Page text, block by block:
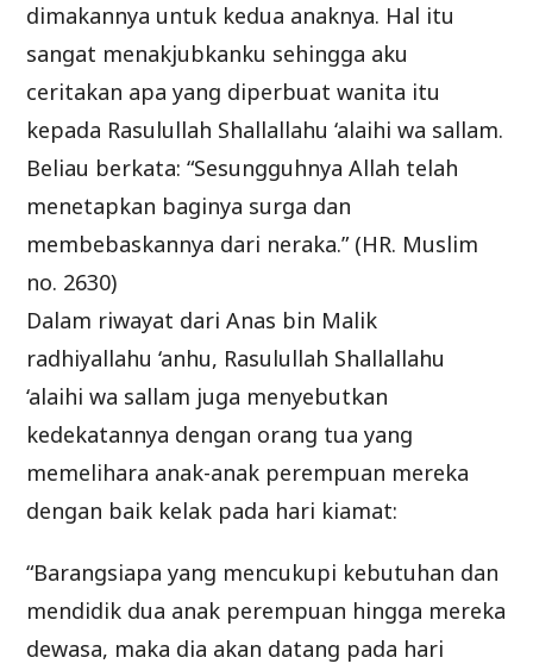
dimakannya untuk kedua anaknya. Hal itu
sangat menakjubkanku sehingga aku
ceritakan apa yang diperbuat wanita itu
kepada Rasulullah Shallallahu ‘alaihi wa sallam.
Beliau berkata: “Sesungguhnya Allah telah
menetapkan baginya surga dan
membebaskannya dari neraka.” (HR. Muslim
no. 2630)
Dalam riwayat dari Anas bin Malik
radhiyallahu ‘anhu, Rasulullah Shallallahu
‘alaihi wa sallam juga menyebutkan
kedekatannya dengan orang tua yang
memelihara anak-anak perempuan mereka
dengan baik kelak pada hari kiamat:
“Barangsiapa yang mencukupi kebutuhan dan
mendidik dua anak perempuan hingga mereka
dewasa, maka dia akan datang pada hari